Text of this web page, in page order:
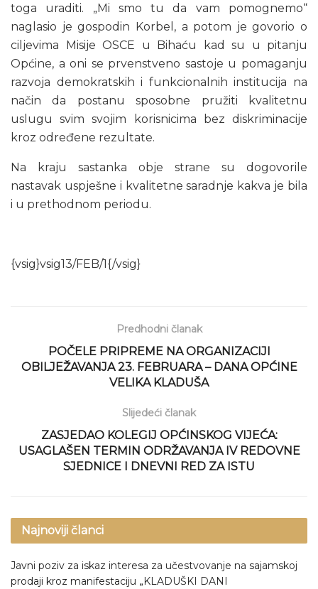
toga uraditi. „Mi smo tu da vam pomognemo“
naglasio je gospodin Korbel, a potom je govorio o
ciljevima Misije OSCE u Bihaću kad su u pitanju
Općine, a oni se prvenstveno sastoje u pomaganju
razvoja demokratskih i funkcionalnih institucija na
način da postanu sposobne pružiti kvalitetnu
uslugu svim svojim korisnicima bez diskriminacije
kroz određene rezultate.
Na kraju sastanka obje strane su dogovorile
nastavak uspješne i kvalitetne saradnje kakva je bila
i u prethodnom periodu.
{vsig}vsig13/FEB/1{/vsig}
Predhodni članak
POČELE PRIPREME NA ORGANIZACIJI
OBILJEŽAVANJA 23. FEBRUARA – DANA OPĆINE
VELIKA KLADUŠA
Slijedeći članak
ZASJEDAO KOLEGIJ OPĆINSKOG VIJEĆA:
USAGLAŠEN TERMIN ODRŽAVANJA IV REDOVNE
SJEDNICE I DNEVNI RED ZA ISTU
Najnoviji članci
Javni poziv za iskaz interesa za učestvovanje na sajamskoj
prodaji kroz manifestaciju „KLADUŠKI DANI